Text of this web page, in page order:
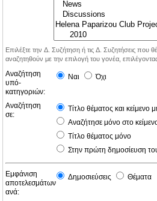
Επιλέξτε την Δ. Συζήτηση ή τις Δ. Συζητήσεις που
αναζητηθούν με την επιλογή του γονέα,
Αναζήτηση
υπό-
κατηγοριών:
Ναι Όχι
Αναζήτηση
σε:
Τίτλο θέματος και κείμενο
Αναζήτησε μόνο στο
Τίτλο θέματος μόνο
Στην πρώτη δημοσίευση
Εμφάνιση
αποτελεσμάτων
ανά:
Δημοσιεύσεις Θέματα